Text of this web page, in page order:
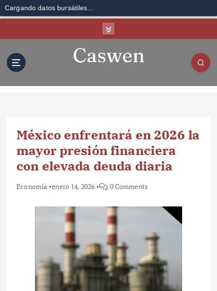
Cargando datos bursátiles...
México enfrentará en 2026 la
mayor presión financiera
con elevada deuda diaria
Economía enero 14, 2026 0 Comments